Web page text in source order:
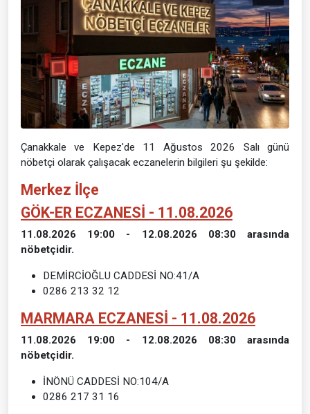
Çanakkale ve Kepez'de 11 Ağustos 2026 Salı günü
nöbetçi olarak çalışacak eczanelerin bilgileri şu şekilde:
Merkez İlçe
GÖK-ER ECZANESİ - 11.08.2026
11.08.2026 19:00 - 12.08.2026 08:30 arasında
nöbetçidir.
DEMİRCİOĞLU CADDESİ NO:41/A
0286 213 32 12
MARMARA ECZANESİ - 11.08.2026
11.08.2026 19:00 - 12.08.2026 08:30 arasında
nöbetçidir.
İNÖNÜ CADDESİ NO:104/A
0286 217 31 16